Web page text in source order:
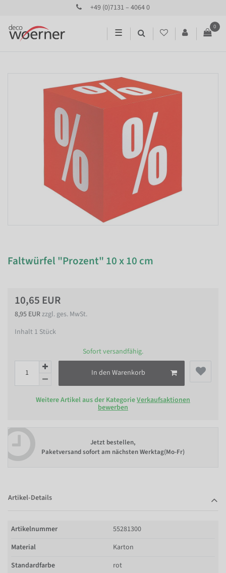
+49 (0)7131 – 4064 0
☰
0
Faltwürfel "Prozent" 10 x 10 cm
10,65 EUR
8,95 EURzzgl. ges. MwSt.
Inhalt 1 Stück
Sofort versandfähig.
In den Warenkorb
Weitere Artikel aus der KategorieVerkaufsaktionen
bewerben
Jetzt bestellen,
Paketversand sofort am nächsten Werktag(Mo-Fr)
Artikel-Details
Artikelnummer
55281300
Material
Karton
Standardfarbe
rot